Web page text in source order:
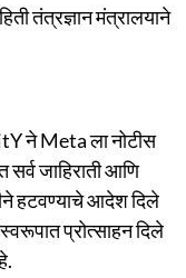
तंत्रज्ञान मंत्रालयाने
ने Meta ला नोटीस
जाहिराती आणि
हटवण्याचे आदेश दिले
प्रोत्साहन दिले